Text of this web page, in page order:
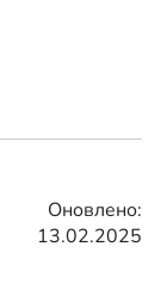
Оновлено:
13.02.2025